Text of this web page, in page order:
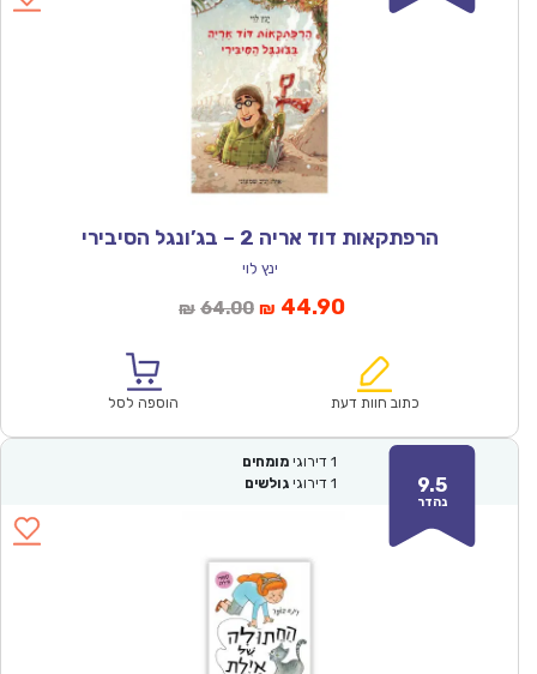
הרפתקאות דוד אריה 2 – בג’ונגל הסיבירי
ינץ לוי
₪ 64.00המחיר
₪64.00.
₪ 44.90המחיר
הוא:
כתוב חוות דעת הוספה לסל
9.5
נהדר
1 דירוגי מומחים
1 דירוגי גולשים